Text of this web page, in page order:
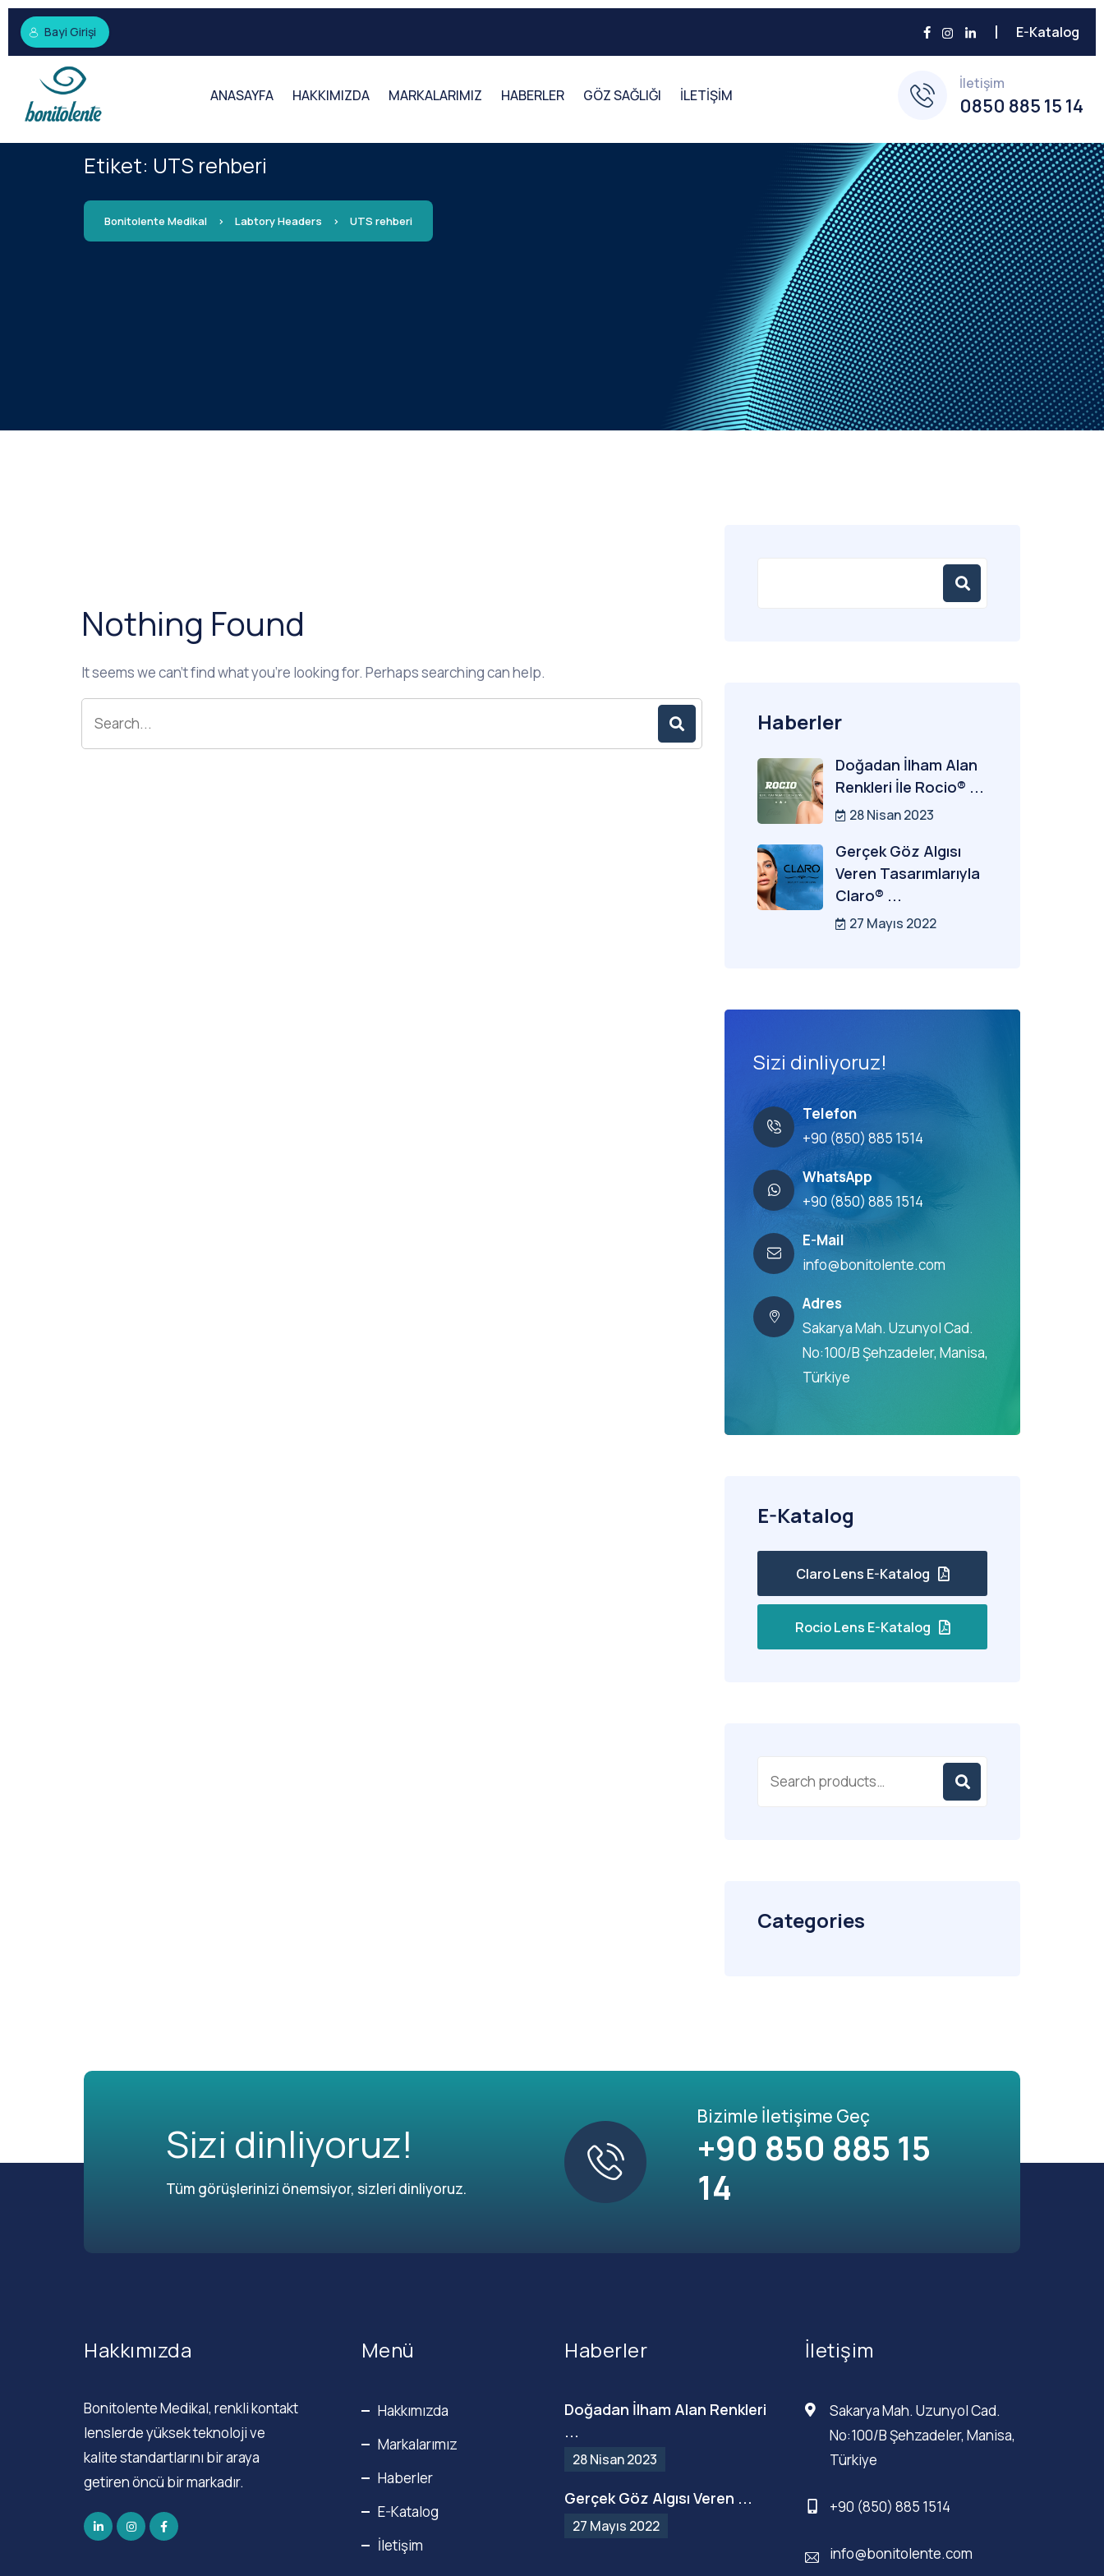
Bayi Girişi E-Katalog
ANASAYFA HAKKIMIZDA MARKALARIMIZ HABERLER GÖZ SAĞLIĞI İLETİŞİM
İletişim
0850 885 15 14
Etiket: UTS rehberi
Bonitolente Medikal > Labtory Headers > UTS rehberi
Nothing Found
It seems we can’t find what you’re looking for. Perhaps searching can help.
Haberler
Doğadan İlham Alan
Renkleri İle Rocio® ...
28 Nisan 2023
Gerçek Göz Algısı
Veren Tasarımlarıyla
Claro® ...
27 Mayıs 2022
Sizi dinliyoruz!
Telefon
+90 (850) 885 1514
WhatsApp
+90 (850) 885 1514
E-Mail
info@bonitolente.com
Adres
Sakarya Mah. Uzunyol Cad.
No:100/B Şehzadeler, Manisa,
Türkiye
E-Katalog
Claro Lens E-Katalog
Rocio Lens E-Katalog
Categories
Sizi dinliyoruz!
Tüm görüşlerinizi önemsiyor, sizleri dinliyoruz.
Bizimle İletişime Geç
+90 850 885 15
14
Hakkımızda
Bonitolente Medikal, renkli kontakt
lenslerde yüksek teknoloji ve
kalite standartlarını bir araya
getiren öncü bir markadır.
Menü
Hakkımızda
Markalarımız
Haberler
E-Katalog
İletişim
Haberler
Doğadan İlham Alan Renkleri
...
28 Nisan 2023
Gerçek Göz Algısı Veren ...
27 Mayıs 2022
İletişim
Sakarya Mah. Uzunyol Cad.
No:100/B Şehzadeler, Manisa,
Türkiye
+90 (850) 885 1514
info@bonitolente.com